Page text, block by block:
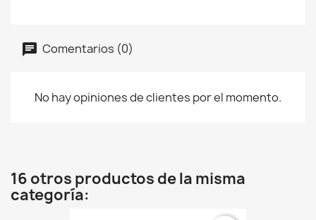
Comentarios (0)
No hay opiniones de clientes por el momento.
16 otros productos de la misma
categoría: